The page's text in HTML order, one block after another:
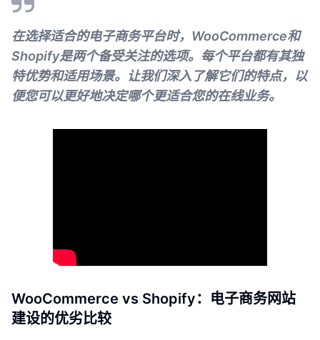
在选择适合的电子商务平台时，WooCommerce和
Shopify是两个备受关注的选项。每个平台都有其独
特优势和适用场景。让我们深入了解它们的特点，以
便您可以更好地决定哪个更适合您的在线业务。
WooCommerce vs Shopify：电子商务网站
建设的优劣比较